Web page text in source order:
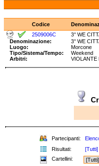
Codice
2509006C
3° WE
Denominazione:
3° WE
Luogo:
Tipo/Sistema/Tempo:
Arbitri:
Partecipanti:
Risultati:
[Tutti]
Cartellini: